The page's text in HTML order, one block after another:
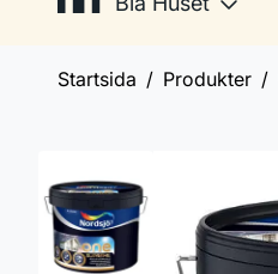
Startsida Produkter